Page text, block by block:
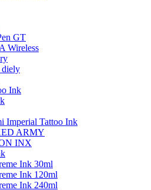
GT
Wireless
diely
Ink
Imperial Tattoo Ink
ARMY
INX
Ink 30ml
Ink 120ml
Ink 240ml